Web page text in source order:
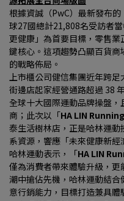
根據資誠（PwC）最新發布
球27國總計21,808名受訪者
更健康」為首要目標，零售
鍵核心。這項趨勢凸顯百貨
的戰略佈局。
上市櫃公司健信集團近年跨
街邊店起家經營通路超過 38
全球十大國際運動品牌操盤
商；此次以「HA LIN
泰生活樹林店，正是哈林運
系資源，響應「未來健康新經
哈林運動表示，「HA LIN
僅為消費者帶來體驗升級，
潮中搶佔先機，哈林運動結
意行銷能力，目標打造兼具體